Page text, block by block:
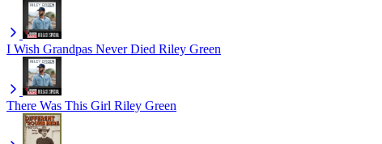
I Wish Grandpas Never Died Riley Green
There Was This Girl Riley Green